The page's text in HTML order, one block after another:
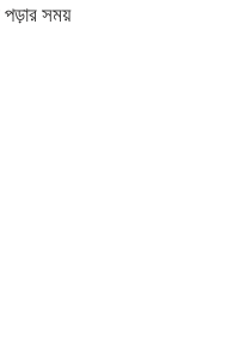
পড়ার সময়